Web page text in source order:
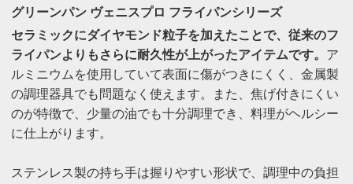
グリーンパン ヴェニスプロ フライパンシリーズ
セラミックにダイヤモンド粒子を加えたことで、従来のフ
ライパンよりもさらに耐久性が上がったアイテムです。 ア
ルミニウムを使用していて表面に傷がつきにくく、金属製
の調理器具でも問題なく使えます。また、焦げ付きにくい
のが特徴で、少量の油でも十分調理でき、料理がヘルシー
に仕上がります。
ステンレス製の持ち手は握りやすい形状で、調理中の負担